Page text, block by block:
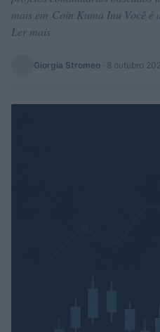
mais em Coin Kuma Inu Você é
Ler mais
Giorgia Stromeo · 8 outubro